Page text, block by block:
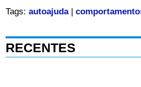
Tags: autoajuda|
RECENTES